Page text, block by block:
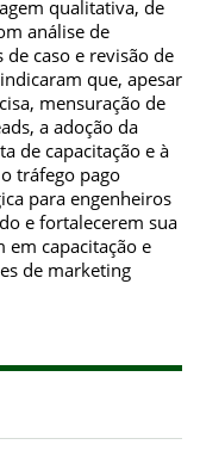
qualitativa, de
análise de
caso e revisão de
que, apesar
mensuração de
a adoção da
de capacitação e à
tráfego pago
para engenheiros
e fortalecerem sua
em capacitação e
de marketing